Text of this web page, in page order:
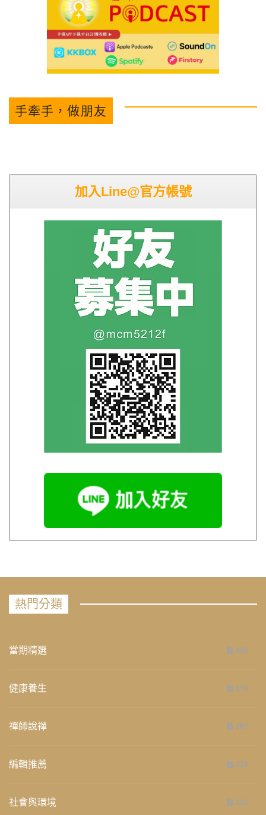
手牽手，做朋友
加入Line@官方帳號
熱門分類
當期精選 658
健康養生 276
禪師說禪 267
編輯推薦 236
社會與環境 235